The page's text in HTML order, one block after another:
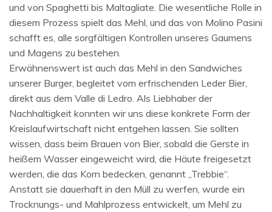
und von Spaghetti bis Maltagliate. Die wesentliche Rolle in
diesem Prozess spielt das Mehl, und das von Molino Pasini
schafft es, alle sorgfältigen Kontrollen unseres Gaumens
und Magens zu bestehen.
Erwähnenswert ist auch das Mehl in den Sandwiches
unserer Burger, begleitet vom erfrischenden Leder Bier,
direkt aus dem Valle di Ledro. Als Liebhaber der
Nachhaltigkeit konnten wir uns diese konkrete Form der
Kreislaufwirtschaft nicht entgehen lassen. Sie sollten
wissen, dass beim Brauen von Bier, sobald die Gerste in
heißem Wasser eingeweicht wird, die Häute freigesetzt
werden, die das Korn bedecken, genannt „Trebbie“.
Anstatt sie dauerhaft in den Müll zu werfen, wurde ein
Trocknungs- und Mahlprozess entwickelt, um Mehl zu